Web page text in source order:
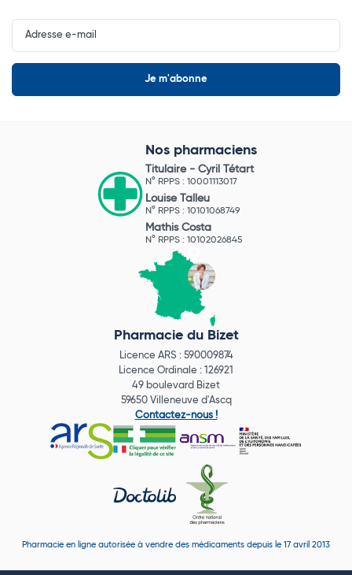
Input
Newsletter
Nos pharmaciens
Titulaire - Cyril Tétart
N° RPPS : 10001113017
Louise Talleu
N° RPPS : 10101068749
Mathis Costa
N° RPPS : 10102026845
Pharmacie du Bizet
Licence ARS : 590009874
Licence Ordinale : 126921
49 boulevard Bizet
59650 Villeneuve d'Ascq
Contactez-nous !
Pharmacie en ligne autorisée à vendre des médicaments depuis le 17 avril 2013